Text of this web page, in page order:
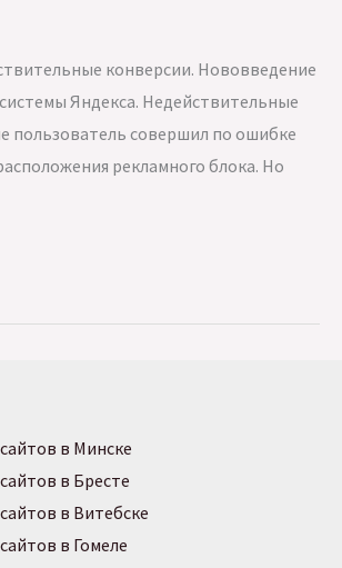
конверсии. Нововведение
Яндекса. Недействительные
пользователь совершил по ошибке
рекламного блока. Но
в Минске
в Бресте
в Витебске
в Гомеле